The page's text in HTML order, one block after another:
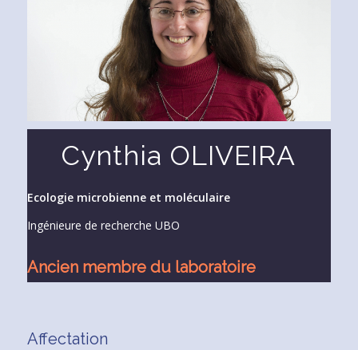
Cynthia OLIVEIRA
Ecologie microbienne et moléculaire
Ingénieure de recherche UBO
Ancien membre du laboratoire
Affectation